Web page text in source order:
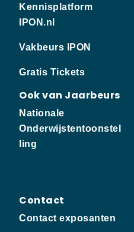
Kennisplatform
IPON.nl
Vakbeurs IPON
Gratis Tickets
Ook van Jaarbeurs
Nationale
Onderwijstentoonstel
ling
Contact
Contact exposanten